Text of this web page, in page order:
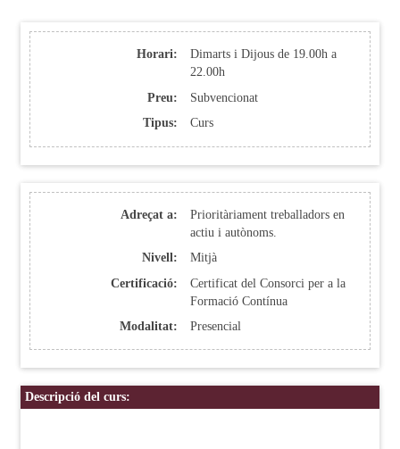
Horari:
Dimarts i Dijous de 19.00h a
22.00h
Preu:
Subvencionat
Tipus:
Curs
Adreçat a:
Prioritàriament treballadors en
actiu i autònoms.
Nivell:
Mitjà
Certificació:
Certificat del Consorci per a la
Formació Contínua
Modalitat:
Presencial
Descripció del curs: